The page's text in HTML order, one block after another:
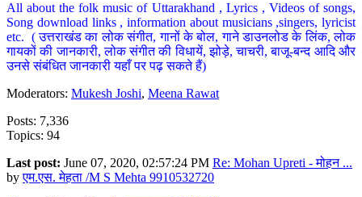
All about the folk music of Uttarakhand , Lyrics , Videos of songs,
Song download links , information about musicians ,singers, lyricist
etc. ( उत्तराखंड का लोक संगीत, गानों के बोल, गाने डाउनलोड के लिंक, लोक
गायकों की जानकारी, लोक संगीत की विधायें, झोड़े, चाचरी, बाजू-बन्द आदि और
उनसे संबंधित जानकारी यहाँ पर पढ़ सकते हैं)
Moderators: Mukesh Joshi, Meena Rawat
Posts: 7,336
Topics: 94
Last post: June 07, 2020, 02:57:24 PM Re: Mohan Upreti - मोहन ...
byएम.एस. मेहता /M S Mehta 9910532720